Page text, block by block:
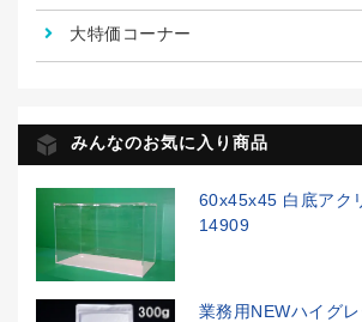
大特価コーナー
みんなのお気に入り商品
60x45x45 白底アク
14909
業務用NEWハイグ